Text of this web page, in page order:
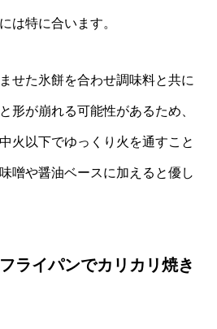
は特に合います。
せた氷餅を合わせ調味料と共に
形が崩れる可能性があるため、
火以下でゆっくり火を通すこと
噌や醤油ベースに加えると優し
ライパンでカリカリ焼き